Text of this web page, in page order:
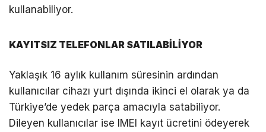
kullanabiliyor.
KAYITSIZ TELEFONLAR SATILABİLİYOR
Yaklaşık 16 aylık kullanım süresinin ardından
kullanıcılar cihazı yurt dışında ikinci el olarak ya da
Türkiye’de yedek parça amacıyla satabiliyor.
Dileyen kullanıcılar ise IMEI kayıt ücretini ödeyerek